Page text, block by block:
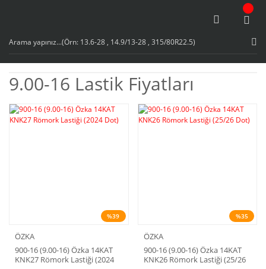
9.00-16 Lastik Fiyatları
%39
ÖZKA
900-16 (9.00-16) Özka 14KAT
KNK27 Römork Lastiği (2024
%35
ÖZKA
900-16 (9.00-16) Özka 14KAT
KNK26 Römork Lastiği (25/26